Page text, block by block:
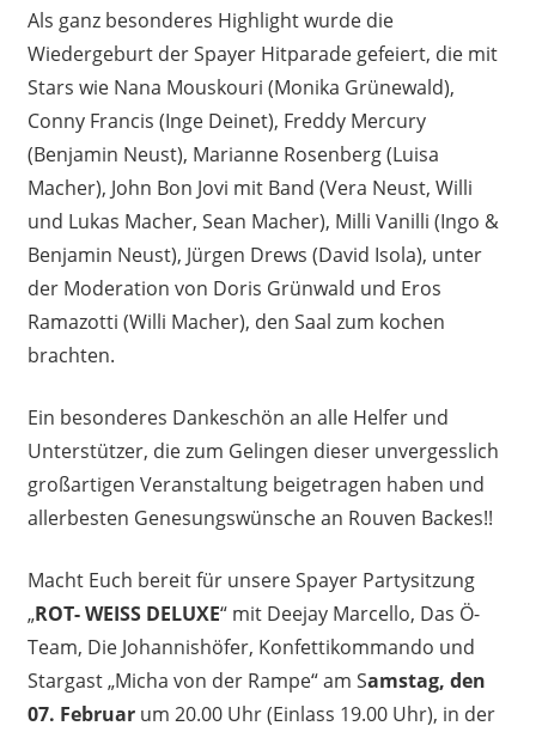
Als ganz besonderes Highlight wurde die
Wiedergeburt der Spayer Hitparade gefeiert, die mit
Stars wie Nana Mouskouri (Monika Grünewald),
Conny Francis (Inge Deinet), Freddy Mercury
(Benjamin Neust), Marianne Rosenberg (Luisa
Macher), John Bon Jovi mit Band (Vera Neust, Willi
und Lukas Macher, Sean Macher), Milli Vanilli (Ingo &
Benjamin Neust), Jürgen Drews (David Isola), unter
der Moderation von Doris Grünwald und Eros
Ramazotti (Willi Macher), den Saal zum kochen
brachten.
Ein besonderes Dankeschön an alle Helfer und
Unterstützer, die zum Gelingen dieser unvergesslich
großartigen Veranstaltung beigetragen haben und
allerbesten Genesungswünsche an Rouven Backes!!
Macht Euch bereit für unsere Spayer Partysitzung
„ROT- WEISS DELUXE“ mit Deejay Marcello, Das Ö-
Team, Die Johannishöfer, Konfettikommando und
Stargast „Micha von der Rampe“ am Samstag, den
07. Februarum 20.00 Uhr (Einlass 19.00 Uhr), in der